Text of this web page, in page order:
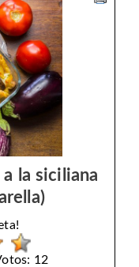
la siciliana
12